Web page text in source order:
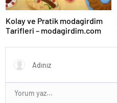
Kolay ve Pratik modagirdim
Tarifleri – modagirdim.com